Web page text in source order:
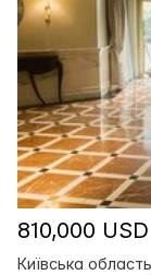
810,000 USD
Київська